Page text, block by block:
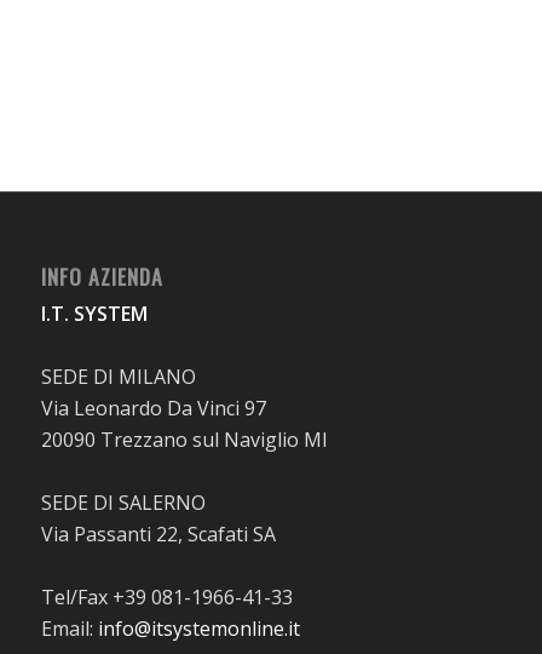
INFO AZIENDA
I.T. SYSTEM
SEDE DI MILANO
Via Leonardo Da Vinci 97
20090 Trezzano sul Naviglio MI
SEDE DI SALERNO
Via Passanti 22, Scafati SA
Tel/Fax +39 081-1966-41-33
Email: info@itsystemonline.it